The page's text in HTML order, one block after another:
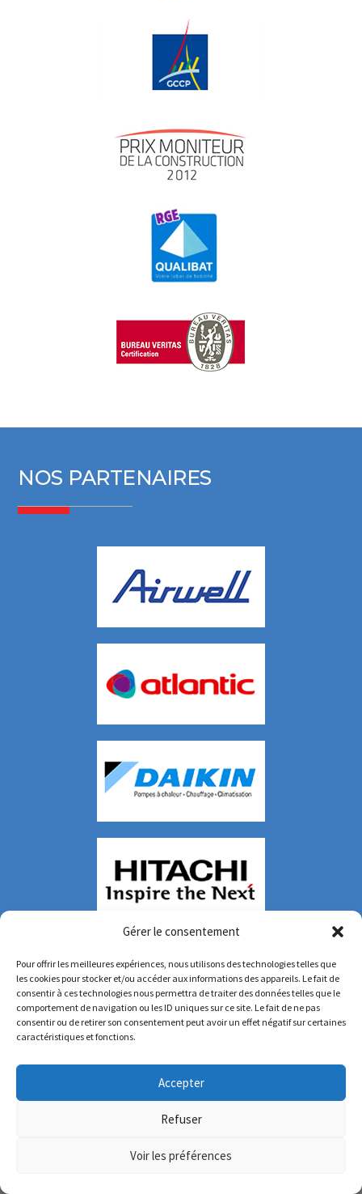
Gérer le consentement
Pour offrir les meilleures expériences, nous utilisons des technologies telles que
les cookies pour stocker et/ou accéder aux informations des appareils. Le fait de
consentir à ces technologies nous permettra de traiter des données telles que le
comportement de navigation ou les ID uniques sur ce site. Le fait de ne pas
consentir ou de retirer son consentement peut avoir un effet négatif sur certaines
caractéristiques et fonctions.
Accepter
Refuser
Voir les préférences
NOS PARTENAIRES